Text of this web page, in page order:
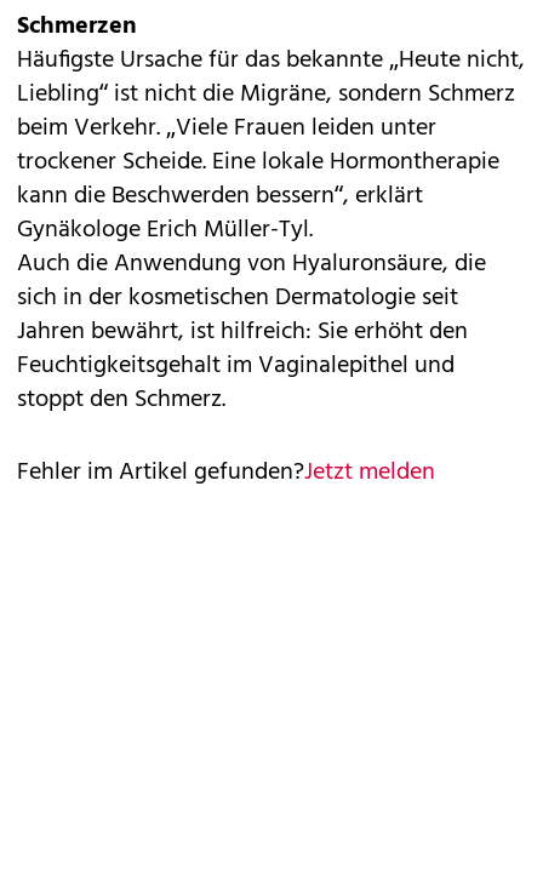
Schmerzen
Häufigste Ursache für das bekannte „Heute nicht,
Liebling“ ist nicht die Migräne, sondern Schmerz
beim Verkehr. „Viele Frauen leiden unter
trockener Scheide. Eine lokale Hormontherapie
kann die Beschwerden bessern“, erklärt
Gynäkologe Erich Müller-Tyl.
Auch die Anwendung von Hyaluronsäure, die
sich in der kosmetischen Dermatologie seit
Jahren bewährt, ist hilfreich: Sie erhöht den
Feuchtigkeitsgehalt im Vaginalepithel und
stoppt den Schmerz.
Fehler im Artikel gefunden?Jetzt melden